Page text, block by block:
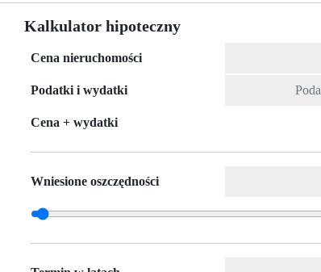
Kalkulator hipoteczny
Cena nieruchomości
Podatki i wydatki
Cena + wydatki
Wniesione oszczędności